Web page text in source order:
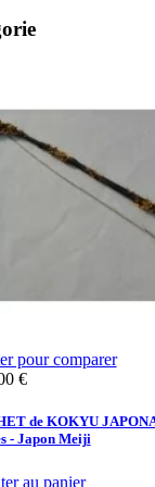
pour comparer
€
de KOKYU
- Japon Meiji
au panier